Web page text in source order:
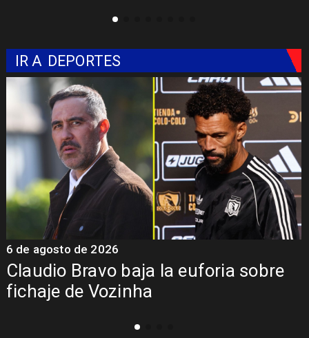
IR A DEPORTES
Claudio Bravo baja la euforia sobre
fichaje de Vozinha
6 de agosto de 2026